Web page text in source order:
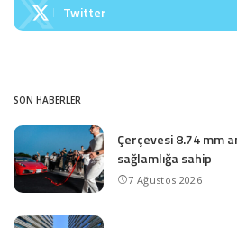
Twitter
SON HABERLER
Çerçevesi 8.74 mm
sağlamlığa sahip
7 Ağustos 2026